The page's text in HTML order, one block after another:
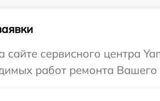
сайте сервисного центра
работ ремонта Вашего